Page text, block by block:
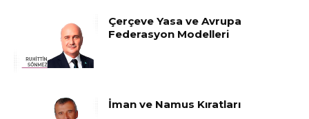
Çerçeve Yasa ve Avrupa
Federasyon Modelleri
İman ve Namus Kıratları